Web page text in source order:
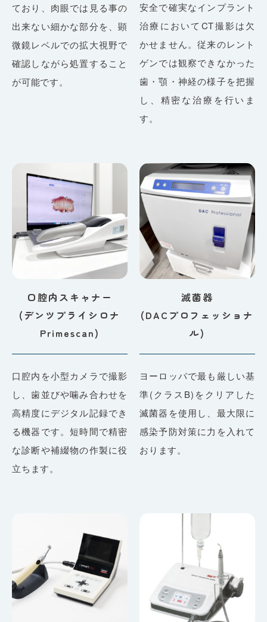
ており、肉眼では見る事の
出来ない細かな部分を、顕
微鏡レベルでの拡大視野で
確認しながら処置すること
が可能です。
安全で確実なインプラント
治療においてCT撮影は欠
かせません。従来のレント
ゲンでは観察できなかった
歯・顎・神経の様子を把握
し、精密な治療を行いま
す。
口腔内スキャナー
(デンツプライシロナ
Primescan)
口腔内を小型カメラで撮影
し、歯並びや噛み合わせを
高精度にデジタル記録でき
る機器です。短時間で精密
な診断や補綴物の作製に役
立ちます。
滅菌器
(DACプロフェッショナ
ル)
ヨーロッパで最も厳しい基
準(クラスB)をクリアした
滅菌器を使用し、最大限に
感染予防対策に力を入れて
おります。